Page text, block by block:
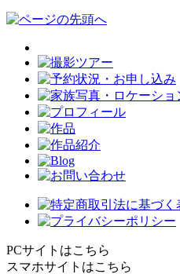
PCサイトはこちら
スマホサイトはこちら